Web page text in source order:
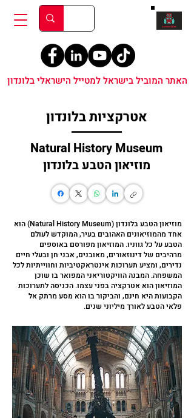
האתר המוביל בישראל למטייל הישראלי בלונדון
אטרקציות בלונדון
Natural History Museum
מוזיאון הטבע בלונדון
מוזיאון הטבע בלונדון (Natural History Museum) הוא
אחד מהמוזיאונים האהובים בעיר, המוקדש לעולם
הטבע על כל גווניו. המוזיאון מפורסם באוספים
מרהיבים של דינוזאורים, מאובנים, אבני חן ובעלי חיים
נדירים, ומציע תערוכות אינטראקטיביות וחווייתיות לכל
המשפחה. המבנה הוויקטוריאני המפואר בו שוכן
המוזיאון הוא אטרקציה בפני עצמו. הכניסה לתערוכות
הקבועות היא חינם, והביקור בו הוא מסע מרתק אל
פלאי הטבע לאורך מיליוני שנים.